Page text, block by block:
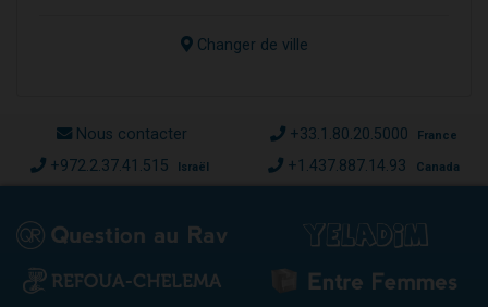
Changer de ville
Nous contacter +33.1.80.20.5000 France
+972.2.37.41.515 Israël +1.437.887.14.93 Canada